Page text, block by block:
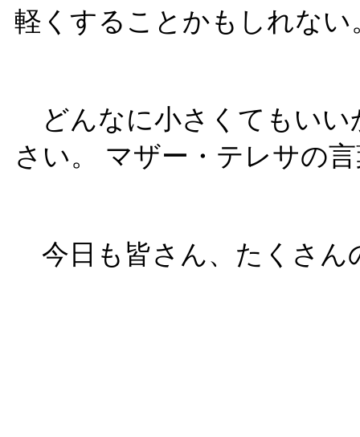
軽くすることかもしれない
どんなに小さくてもいい
さい。 マザー・テレサの
今日も皆さん、たくさん